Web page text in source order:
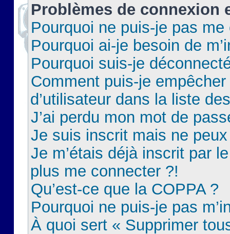
Problèmes de connexion
Pourquoi ne puis-je pas
Pourquoi ai-je besoin de
Pourquoi suis-je
Comment puis-je
d’utilisateur dans la liste
J’ai perdu mon mot de
Je suis inscrit mais ne
Je m’étais déjà inscrit par
plus me connecter ?!
Qu’est-ce que la COPPA ?
Pourquoi ne puis-je pas
À quoi sert « Supprimer